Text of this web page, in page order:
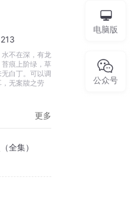
不在深，有龙
痕上阶绿，草
白丁。可以调
无案牍之劳
更多
全集）
电脑版
公众号